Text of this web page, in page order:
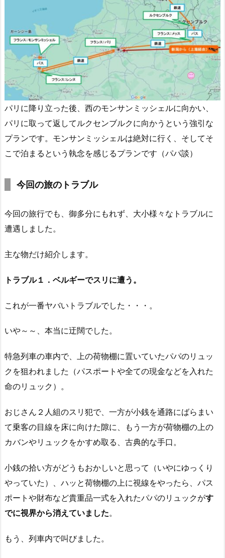
パリに降り立った後、西のモンサンミッシェルに向かい、
パリに取って返してルクセンブルクに向かうという強引な
プランです。モンサンミッシェルは絶対に行く、そしてそ
こで泊まるという執念を感じるプランです（パパ談）
今回の旅のトラブル
今回の旅行でも、御多分にもれず、大小様々なトラブルに
遭遇しました。
主な物だけ紹介します。
トラブル１．ベルギーでスリに遭う。
これが一番ヤバいトラブルでした・・・。
いや～～、本当に迂闊でした。
特急列車の車内で、上の荷物棚に置いていたパパのリュッ
クを狙われました（パスポートや全ての現金などを入れた
命のリュック）。
おじさん２人組のスリ犯で、一方が小銭を通路にばらまい
て乗客の目線を床に向けた隙に、もう一方が荷物棚の上の
カバンやリュックをかすめ取る、古典的な手口。
小銭の拾い方がどうもおかしいと思って（いやにゆっくり
やっていた）、ハッと荷物棚の上に視線をやったら、パス
ポートや財布など貴重品一式を入れたパパのリュックがす
でに視界から消えていました。
もう、列車内で叫びました。